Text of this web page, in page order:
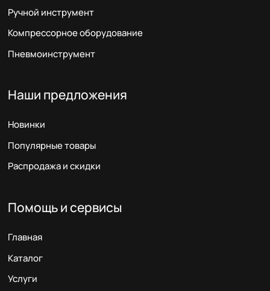
Ручной инструмент
Компрессорное оборудование
Пневмоинструмент
Наши предложения
Новинки
Популярные товары
Распродажа и скидки
Помощь и сервисы
Главная
Каталог
Услуги